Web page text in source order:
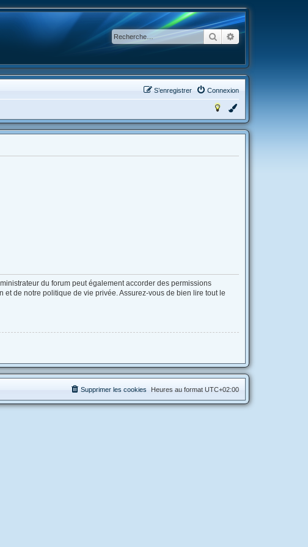
RechercherRecherche avancée
Connexion
S’enregistrer
du forum peut également accorder des permissions
de notre politique de vie privée. Assurez-vous de bien lire tout le
Heures au format UTC+02:00
Supprimer les cookies